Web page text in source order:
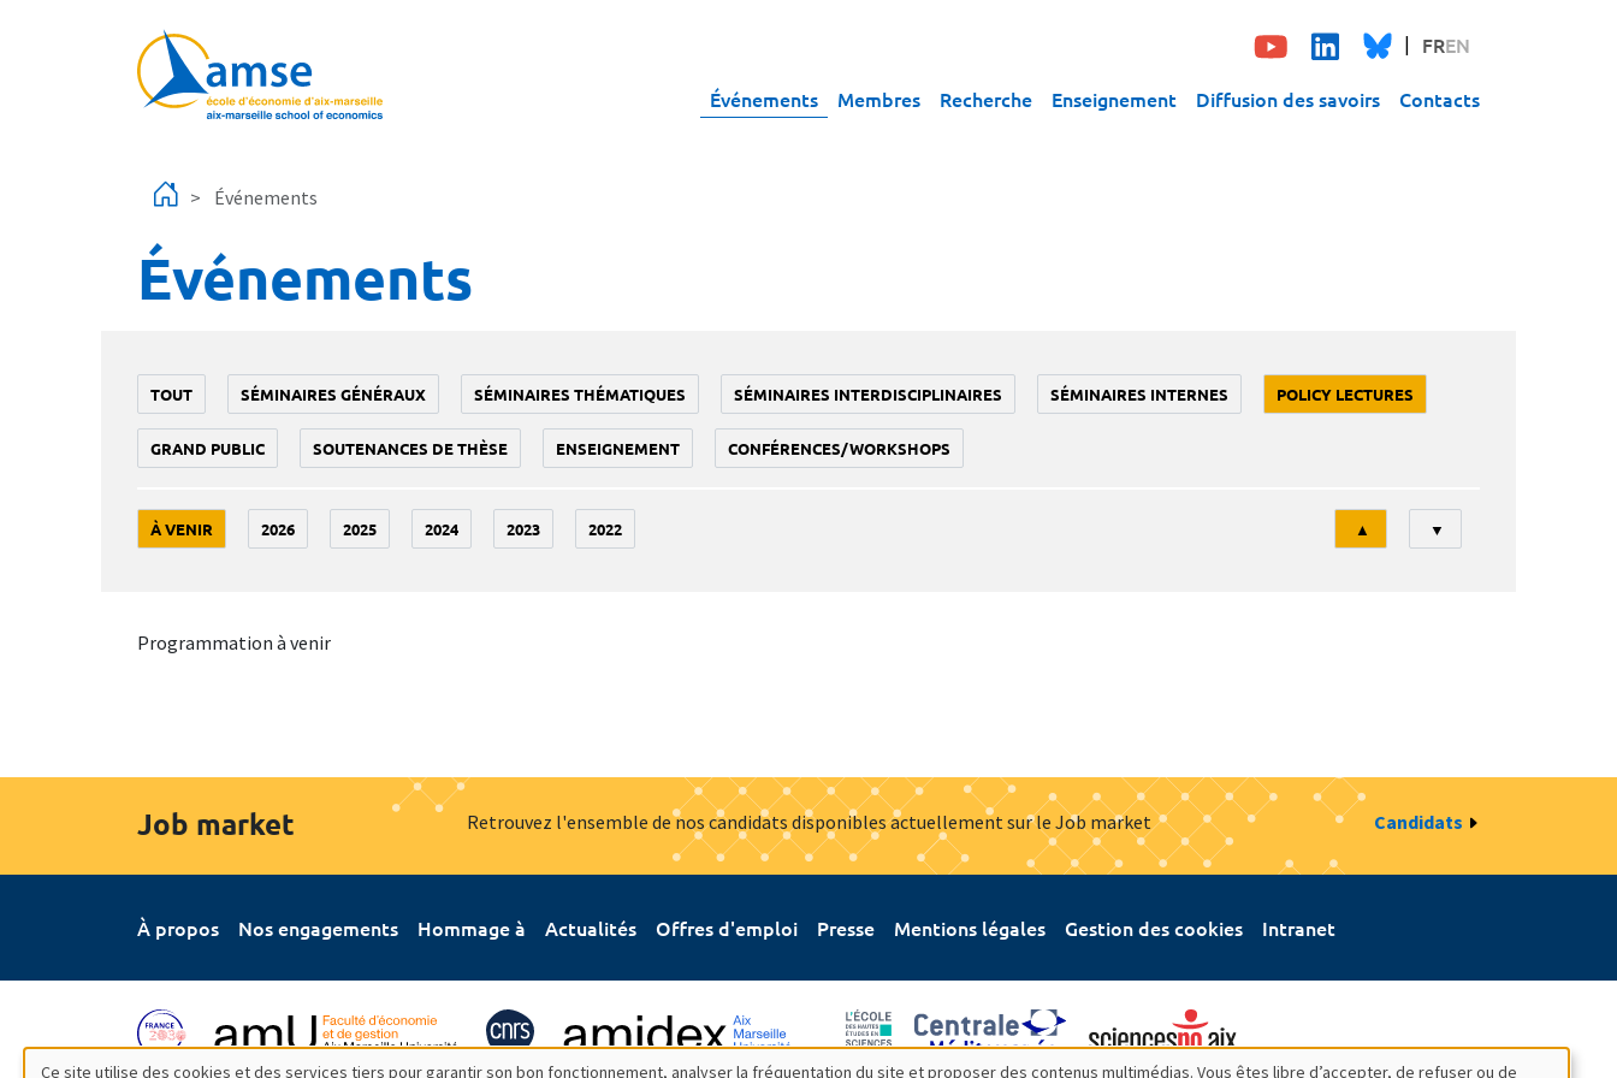
FREN
Événements Membres Recherche Enseignement Diffusion des savoirs Contacts
Événements
Événements
TOUT SÉMINAIRES GÉNÉRAUX SÉMINAIRES THÉMATIQUES SÉMINAIRES INTERDISCIPLINAIRES SÉMINAIRES INTERNES POLICY LECTURES
GRAND PUBLIC SOUTENANCES DE THÈSE ENSEIGNEMENT CONFÉRENCES/WORKSHOPS
À VENIR 2026 2025 2024 2023 2022
Tri
▲ ▼
Programmation à venir
Job market Retrouvez l'ensemble de nos candidats disponibles actuellement sur le Job market Candidats
À propos Nos engagements Hommage à Actualités Offres d'emploi Presse Mentions légales Gestion des cookies Intranet
Ce site utilise des cookies et des services tiers pour garantir son bon fonctionnement, analyser la fréquentation du site et proposer des contenus multimédias. Vous êtes libre d’accepter, de refuser ou de